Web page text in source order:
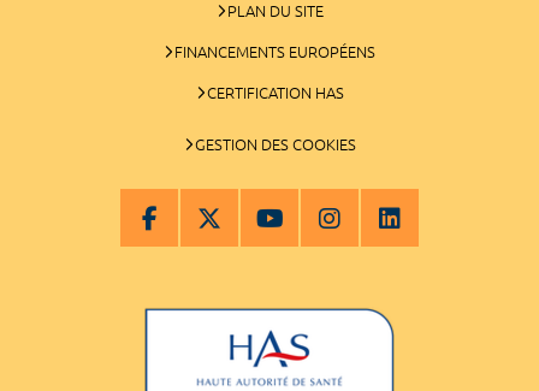
PLAN DU SITE
FINANCEMENTS EUROPÉENS
CERTIFICATION HAS
GESTION DES COOKIES